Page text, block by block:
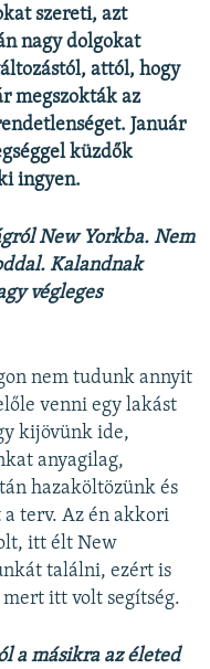
szereti, azt
nagy dolgokat
attól, hogy
megszokták az
Január
küzdők
ingyen.
New Yorkba. Nem
Kalandnak
végleges
nem tudunk annyit
venni egy lakást
kijövünk ide,
anyagilag,
hazaköltözünk és
terv. Az én akkori
itt élt New
találni, ezért is
itt volt segítség.
a másikra az életed